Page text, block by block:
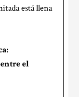
está llena
el